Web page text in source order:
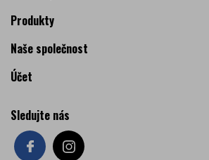
Produkty
Naše společnost
Účet
Sledujte nás